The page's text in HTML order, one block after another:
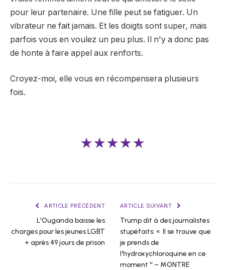
pour leur partenaire. Une fille peut se fatiguer. Un
vibrateur ne fait jamais. Et les doigts sont super, mais
parfois vous en voulez un peu plus. Il n'y a donc pas
de honte à faire appel aux renforts.
Croyez-moi, elle vous en récompensera plusieurs
fois.
★★★★★
ARTICLE PRÉCÉDENT
L'Ouganda baisse les
charges pour les jeunes LGBT
+ après 49 jours de prison
ARTICLE SUIVANT
Trump dit à des journalistes
stupéfaits: « Il se trouve que
je prends de
l'hydroxychloroquine en ce
moment '' – MONTRE